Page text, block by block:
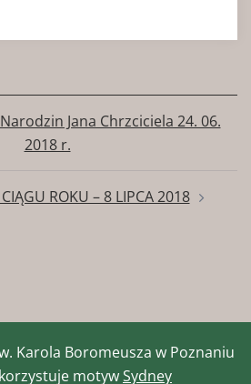
Jana Chrzciciela 24. 06.
2018 r.
ROKU – 8 LIPCA 2018
Karola Boromeusza w Poznaniu
motywSydney